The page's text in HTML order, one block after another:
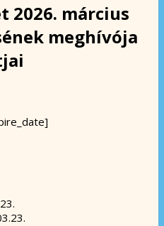
2026. március
meghívója